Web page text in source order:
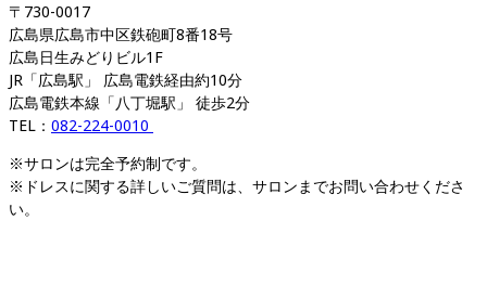
〒730-0017
広島県広島市中区鉄砲町8番18号
広島日生みどりビル1F
JR「広島駅」 広島電鉄経由約10分
広島電鉄本線「八丁堀駅」 徒歩2分
TEL： 082-224-0010
※サロンは完全予約制です。
※ドレスに関する詳しいご質問は、サロンまでお問い合わせくださ
い。